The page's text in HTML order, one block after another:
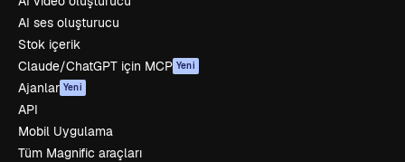
AI ses oluşturucu
Stok içerik
Claude/ChatGPT için MCP Yeni
Ajanlar Yeni
API
Mobil Uygulama
Tüm Magnific araçları